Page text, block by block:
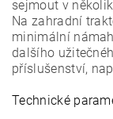
sejmout v
Na zahradní
minimální
dalšího
příslušenství,
Technické